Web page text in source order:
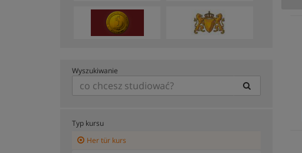
Wyszukiwanie
Typ kursu
Her tür kurs